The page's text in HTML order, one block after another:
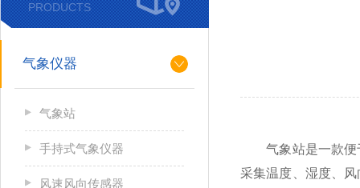
气象站是一款便于
采集温度、湿度、
PRODUCTS
气象仪器
气象站
手持式气象仪器
风速风向传感器